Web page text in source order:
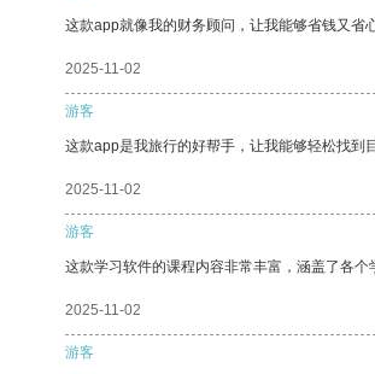
这款app就像我的财务顾问，让我能够省钱又省心
2025-11-02
游客
这款app是我旅行的好帮手，让我能够轻松找到
2025-11-02
游客
这款学习软件的课程内容非常丰富，涵盖了各
2025-11-02
游客